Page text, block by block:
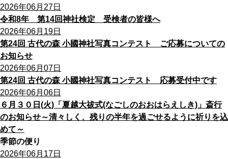
2026年06月27日
令和8年 第14回神社検定 受検者の皆様へ
2026年06月19日
第24回 古代の森 小國神社写真コンテスト ご応募についての
お知らせ
2026年06月07日
第24回 古代の森 小國神社写真コンテスト 応募受付中です
2026年06月06日
６月３０日(火)「夏越大祓式(なごしのおおはらえしき)」斎行
のお知らせ～清々しく、残りの半年を過ごせるように祈りを込
めて～
季節の便り
2026年06月17日